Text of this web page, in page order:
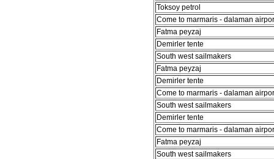
Toksoy petrol
Come to marmaris - dalaman
Fatma peyzaj
Demirler tente
South west sailmakers
Fatma peyzaj
Demirler tente
Come to marmaris - dalaman
South west sailmakers
Demirler tente
Come to marmaris - dalaman
Fatma peyzaj
South west sailmakers